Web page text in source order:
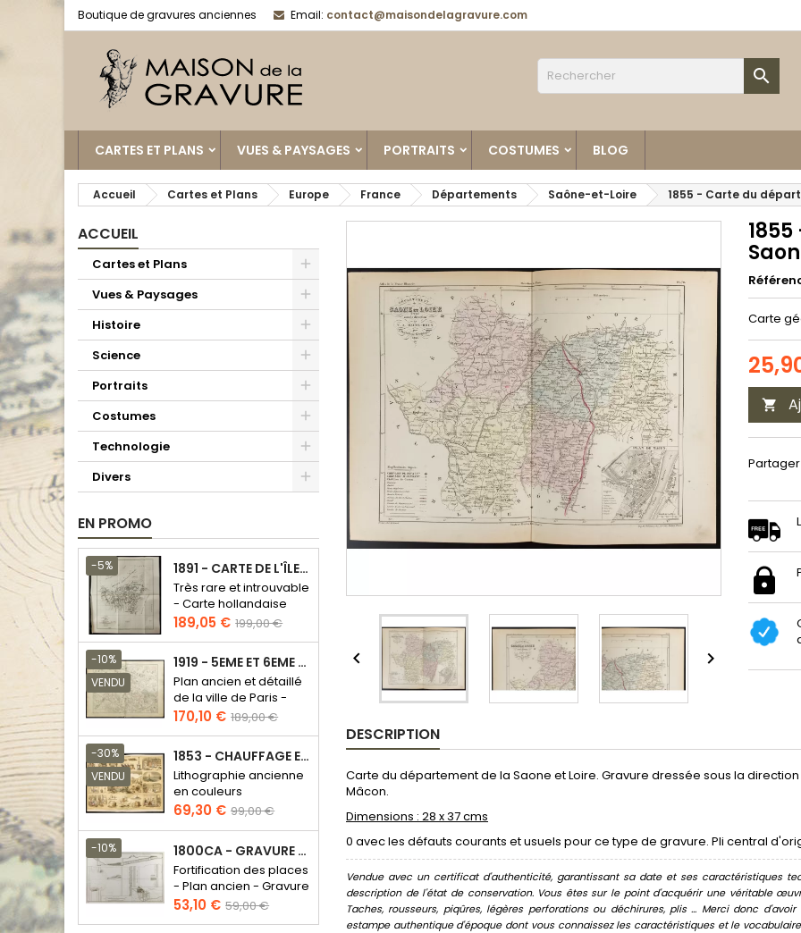
Boutique de gravures anciennes Email: contact@maisondelagravure.com

CARTES ET PLANS VUES & PAYSAGES PORTRAITS COSTUMES BLOG
Accueil Cartes et Plans Europe France Départements Saône-et-Loire 1855 - Carte du
ACCUEIL
Cartes et Plans
Vues & Paysages
Histoire
Science
Portraits
Costumes
Technologie
Divers
EN PROMO
-5% 1891 - CARTE DE L'ÎLE DE BORNÉO
Très rare et introuvable
- Carte hollandaise
Prix
189,05 € Prix
de
base
199,00 €
-10%
VENDU
1919 - 5EME ET 6EME ARRONDISSEMENT DE PARIS
Plan ancien et détaillé
de la ville de Paris -
Odéon - Sorbonne
Prix
170,10 € Prix
de
base
189,00 €
-30%
VENDU
1853 - CHAUFFAGE ET ÉCLAIRAGE (LITHOGRAPHIE)
Lithographie ancienne
en couleurs
Prix
69,30 € Prix
de
base
99,00 €
-10% 1800CA - GRAVURE ARCHITECTURE MILITAIRE - ATTAQUE ET DÉFENSE
Fortification des places
- Plan ancien - Gravure
en taille douce
Prix
53,10 € Prix
de
59,00 €
 
Carte

Partager
DESCRIPTION
Carte du département de la Saone et Loire. Gravure dressée sous la
Mâcon.
Dimensions : 28 x 37 cms
0 avec les défauts courants et usuels pour ce type de gravure. Pli central
Vendue avec un certificat d'authenticité, garantissant sa date et ses caractéristiques
description de l'état de conservation. Vous êtes sur le point d'acquérir une véritable
Taches, rousseurs, piqûres, légères perforations ou déchirures, plis ... Merci donc
estampe authentique d'époque dont vous connaissez les caractéristiques et le